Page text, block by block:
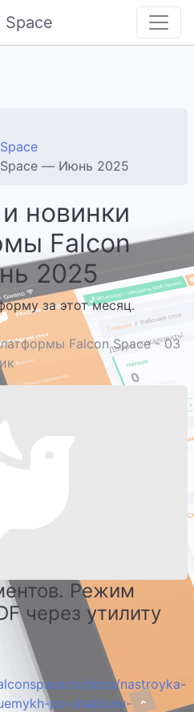
Space
Space — Июнь 2025
новинки
Falcon
2025
за этот месяц.
Falcon Space - 03
Режим
через утилиту
docs/nastroyka-
po-shablonu-